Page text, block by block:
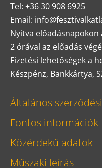
Tel: +36 30 908 6925
Email:
Nyitva
2 órával az előadás
Fizetési lehetőségek a
Készpénz, Bankkártya,
Általános
Fontos információk
Közérdekű adatok
Műszaki leírás